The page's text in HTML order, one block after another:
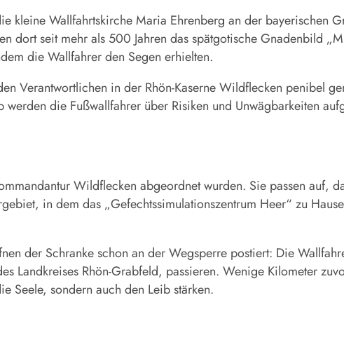
kleine Wallfahrtskirche Maria Ehrenberg an der bayerischen
dort seit mehr als 500 Jahren das spätgotische Gnadenbild
die Wallfahrer den Segen erhielten.
Verantwortlichen in der Rhön-Kaserne Wildflecken penibel
die Fußwallfahrer über Risiken und Unwägbarkeiten
Wildflecken abgeordnet wurden. Sie passen auf,
in dem das „Gefechtssimulationszentrum Heer“ zu
der Schranke schon an der Wegsperre postiert: Die
Landkreises Rhön-Grabfeld, passieren. Wenige Kilometer
Seele, sondern auch den Leib stärken.